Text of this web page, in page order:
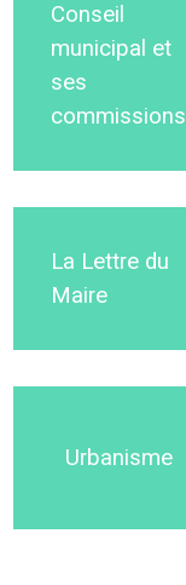
Conseil
municipal et
ses
commissions
La Lettre du
Maire
Urbanisme